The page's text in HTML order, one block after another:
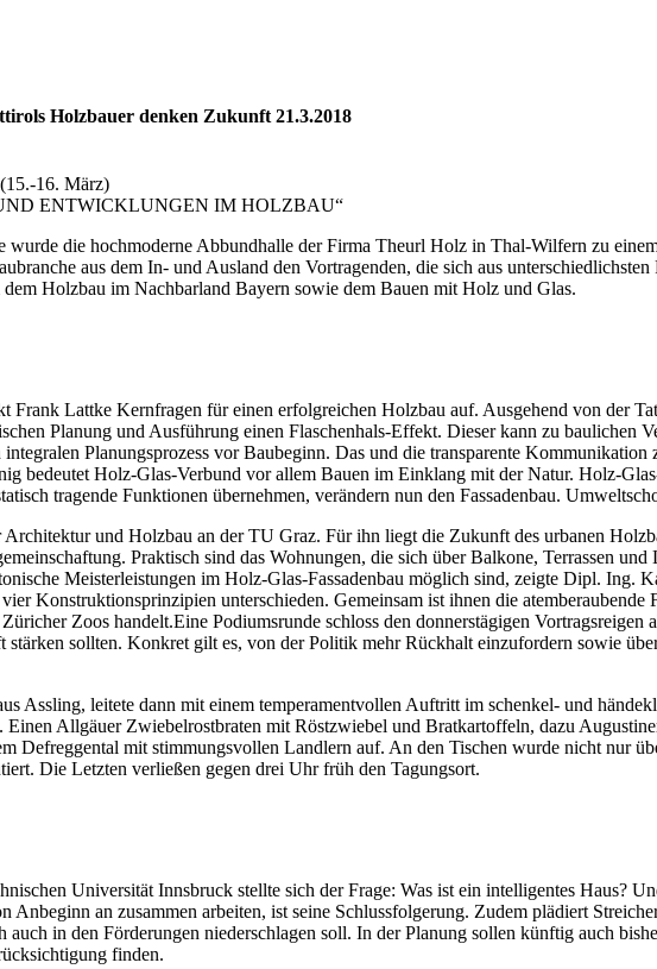
Holzbauer denken Zukunft 21.3.2018
16. März)
ENTWICKLUNGEN IM HOLZBAU“
die hochmoderne Abbundhalle der Firma Theurl Holz in Thal-Wilfern zu
aus dem In- und Ausland den Vortragenden, die sich aus
Holzbau im Nachbarland Bayern sowie dem Bauen mit Holz und Glas.
Frank Lattke Kernfragen für einen erfolgreichen Holzbau auf. Ausgehend von der
Planung und Ausführung einen Flaschenhals-Effekt. Dieser kann zu baulichen
Planungsprozess vor Baubeginn. Das und die transparente
bedeutet Holz-Glas-Verbund vor allem Bauen im Einklang mit der Natur. Holz-
tragende Funktionen übernehmen, verändern nun den Fassadenbau.
und Holzbau an der TU Graz. Für ihn liegt die Zukunft des urbanen
Praktisch sind das Wohnungen, die sich über Balkone, Terrassen
Meisterleistungen im Holz-Glas-Fassadenbau möglich sind, zeigte Dipl.
Konstruktionsprinzipien unterschieden. Gemeinsam ist ihnen die
Zoos handelt.Eine Podiumsrunde schloss den donnerstägigen
stärken sollten. Konkret gilt es, von der Politik mehr Rückhalt einzufordern sowie
Assling, leitete dann mit einem temperamentvollen Auftritt im schenkel- und
Einen Allgäuer Zwiebelrostbraten mit Röstzwiebel und Bratkartoffeln, dazu
Defreggental mit stimmungsvollen Landlern auf. An den Tischen wurde nicht nur
Die Letzten verließen gegen drei Uhr früh den Tagungsort.
Universität Innsbruck stellte sich der Frage: Was ist ein intelligentes Haus?
Anbeginn an zusammen arbeiten, ist seine Schlussfolgerung. Zudem plädiert
in den Förderungen niederschlagen soll. In der Planung sollen künftig auch
finden.